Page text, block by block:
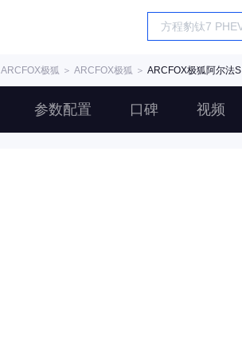
ARCFOX极狐 ＞ ARCFOX极狐 ＞ ARCFOX极狐阿尔法S
参数配置 口碑 视频